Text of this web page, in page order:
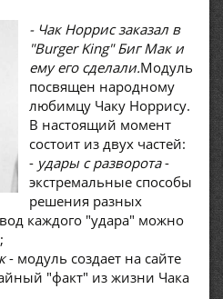
- Чак Норрис заказал в
"Burger King" Биг Мак и
ему его сделали.Модуль
посвящен народному
любимцу Чаку Норрису.
В настоящий момент
состоит из двух частей:
- удары с разворота-
экстремальные способы
решения разных
каждого "удара" можно
- модуль создает на сайте
"факт" из жизни Чака